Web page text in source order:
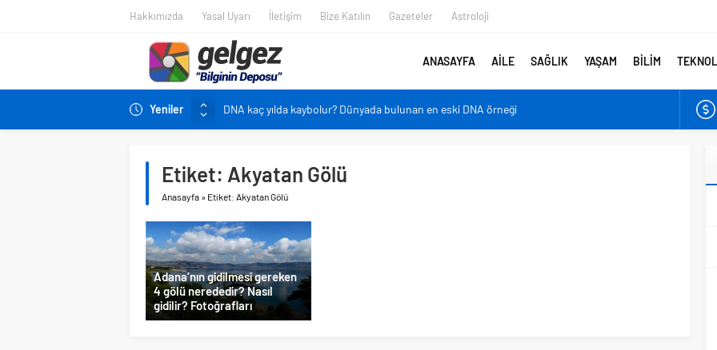
Hakkımızda Yasal Uyarı İletişim Bize Katılın Gazeteler Astroloji
ANASAYFA AİLE SAĞLIK YAŞAM BİLİM
Yeniler
DNA kaç yılda kaybolur? Dünyada bulunan en eski DNA örneği
Pandemi bebekleri neden diğer bebeklerden farklı?
Siyah çay içmek ölüm riskini azaltıyor
Çocukların boyu artık önceden belirlenebilecek
Etiket: Akyatan Gölü
Anasayfa » Etiket: Akyatan Gölü
Adana’nın gidilmesi gereken
4 gölü nerededir? Nasıl
gidilir? Fotoğrafları